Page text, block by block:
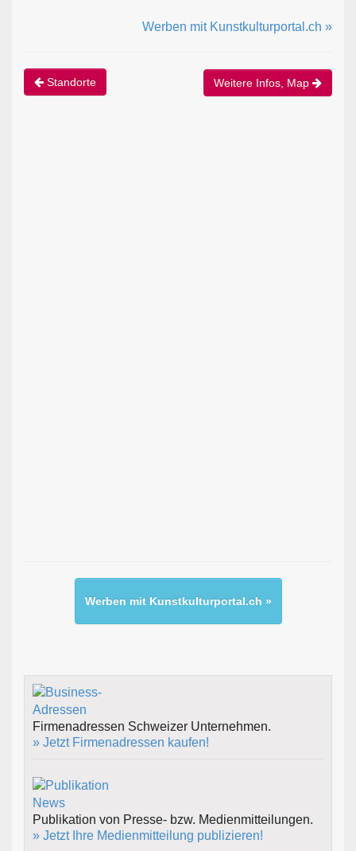
Werben mit Kunstkulturportal.ch »
Standorte Weitere Infos, Map
Werben mit Kunstkulturportal.ch »
Firmenadressen Schweizer Unternehmen.
» Jetzt Firmenadressen kaufen!
Publikation von Presse- bzw. Medienmitteilungen.
» Jetzt Ihre Medienmitteilung publizieren!